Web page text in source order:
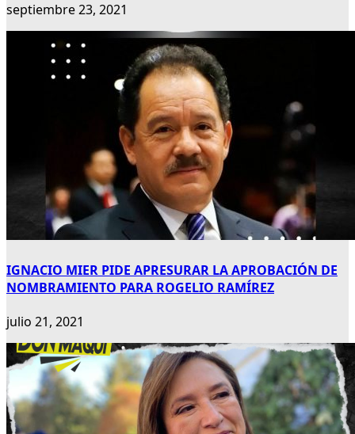
septiembre 23, 2021
IGNACIO MIER PIDE APRESURAR LA APROBACIÓN DE
NOMBRAMIENTO PARA ROGELIO RAMÍREZ
julio 21, 2021